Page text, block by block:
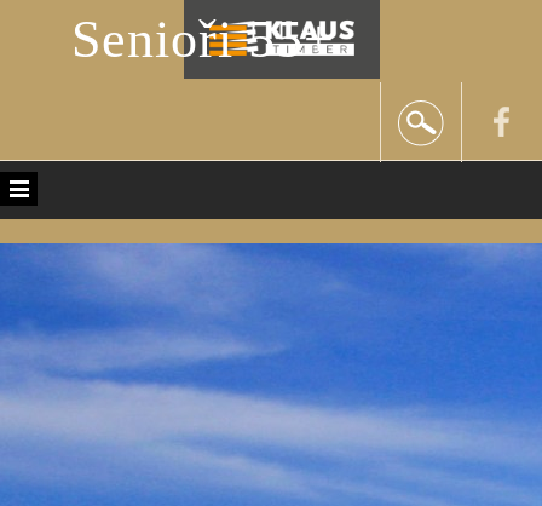
Senioři 55+